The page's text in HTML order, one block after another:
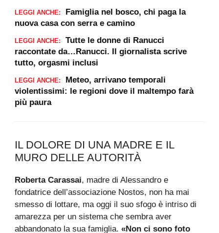
LEGGI ANCHE:
Famiglia nel bosco, chi paga la
nuova casa con serra e camino
LEGGI ANCHE:
Tutte le donne di Ranucci
raccontate da…Ranucci. Il giornalista scrive
tutto, orgasmi inclusi
LEGGI ANCHE:
Meteo, arrivano temporali
violentissimi: le regioni dove il maltempo farà
più paura
IL DOLORE DI UNA MADRE E IL
MURO DELLE AUTORITÀ
Roberta Carassai, madre di Alessandro e
fondatrice dell’associazione Nostos, non ha mai
smesso di lottare, ma oggi il suo sfogo è intriso di
amarezza per un sistema che sembra aver
abbandonato la sua famiglia. «Non ci sono foto